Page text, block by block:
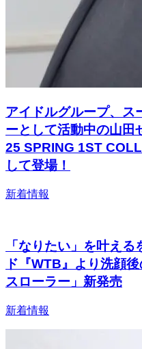
アイドルグループ、ス
ーとして活動中の山
25 SPRING 1ST
して登場！
新着情報
「なりたい」を叶え
ド『WTB』より洗顔
スローラー」新発売
新着情報